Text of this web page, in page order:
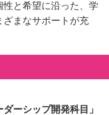
と希望に沿った、学
ざまなサポートが充
ーシップ開発科目」